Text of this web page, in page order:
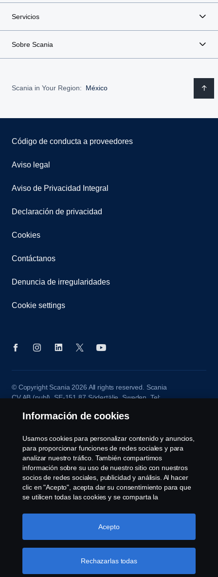
Servicios
Sobre Scania
Scania in Your Region: México
Código de conducta a proveedores
Aviso legal
Aviso de Privacidad Integral
Declaración de privacidad
Cookies
Contáctanos
Denuncia de irregularidades
Cookie settings
© Copyright Scania 2026 All rights reserved. Scania
CV AB (publ), SE-151 87 Södertälje, Sweden, Tel:
Información de cookies
Usamos cookies para personalizar contenido y anuncios,
para proporcionar funciones de redes sociales y para
analizar nuestro tráfico. También compartimos
información sobre su uso de nuestro sitio con nuestros
socios de redes sociales, publicidad y análisis. Al hacer
clic en "Acepto", acepta dar su consentimiento para que
se utilicen todas las cookies y se comparta la
haciendo clic en "Configuración de cookies" y
seleccionando las categorías que desea aceptar. Para
Más información
Rechazarlas todas
Acepto